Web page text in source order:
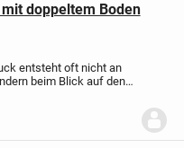
doppeltem Boden
entsteht oft nicht an
beim Blick auf den
Bei diesem geplanten